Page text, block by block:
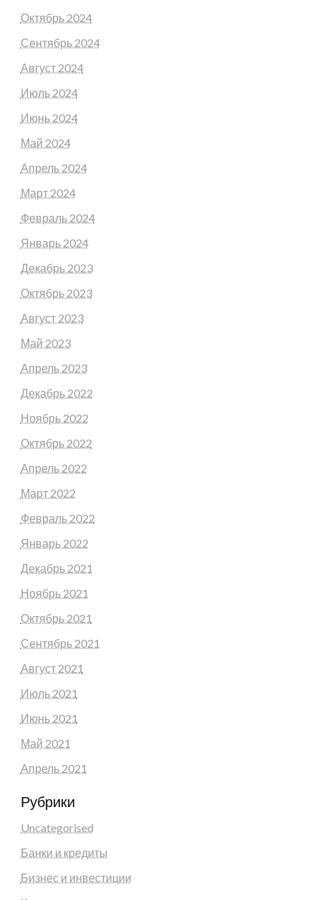
Октябрь 2024
Сентябрь 2024
Август 2024
Июль 2024
Июнь 2024
Май 2024
Апрель 2024
Март 2024
Февраль 2024
Январь 2024
Декабрь 2023
Октябрь 2023
Август 2023
Май 2023
Апрель 2023
Декабрь 2022
Ноябрь 2022
Октябрь 2022
Апрель 2022
Март 2022
Февраль 2022
Январь 2022
Декабрь 2021
Ноябрь 2021
Октябрь 2021
Сентябрь 2021
Август 2021
Июль 2021
Июнь 2021
Май 2021
Апрель 2021
Рубрики
Uncategorised
Банки и кредиты
Бизнес и инвестиции